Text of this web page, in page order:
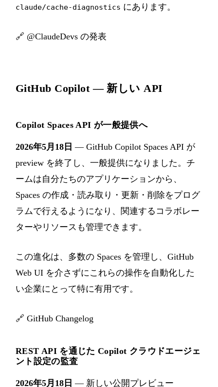
claude/cache-diagnostics にあります。
🔗 @ClaudeDevs の発表
GitHub Copilot — 新しい API
Copilot Spaces API が一般提供へ
2026年5月18日 — GitHub Copilot Spaces API が
preview を終了し、一般提供になりました。チ
ームは自分たちのアプリケーションから、
Spaces の作成・読み取り・更新・削除をプログ
ラムで行えるようになり、関連するコラボレー
ターやリソースも管理できます。
この進化は、多数の Spaces を管理し、GitHub
Web UI を介さずにこれらの操作を自動化した
い企業にとって特に有用です。
🔗 GitHub Changelog
REST API を通じた Copilot クラウドエージェ
ント設定の監査
2026年5月18日 — 新しい公開プレビュー